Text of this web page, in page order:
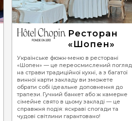
Ресторан
«Шопен»
Українське фюжн-меню в ресторані
«Шопен» — це переосмислений погляд
на страви традиційної кухні, а з багатої
винної карти закладу ви зможете
обрати собі ідеальне доповнення до
трапези. Гучний банкет або ж камерне
сімейне свято в цьому закладі — це
справжня подія: яскраві спогади та
чудові світлини гарантовано!